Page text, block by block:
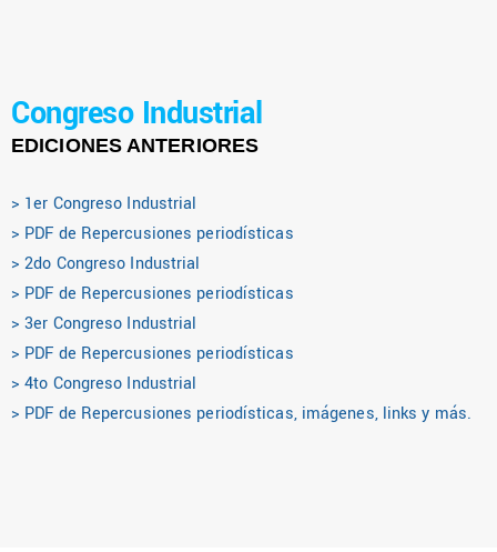
Congreso Industrial
EDICIONES ANTERIORES
> 1er Congreso Industrial
> PDF de Repercusiones periodísticas
> 2do Congreso Industrial
> PDF de Repercusiones periodísticas
> 3er Congreso Industrial
> PDF de Repercusiones periodísticas
> 4to Congreso Industrial
> PDF de Repercusiones periodísticas, imágenes, links y más.